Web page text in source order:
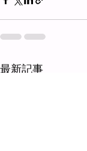
最新記事